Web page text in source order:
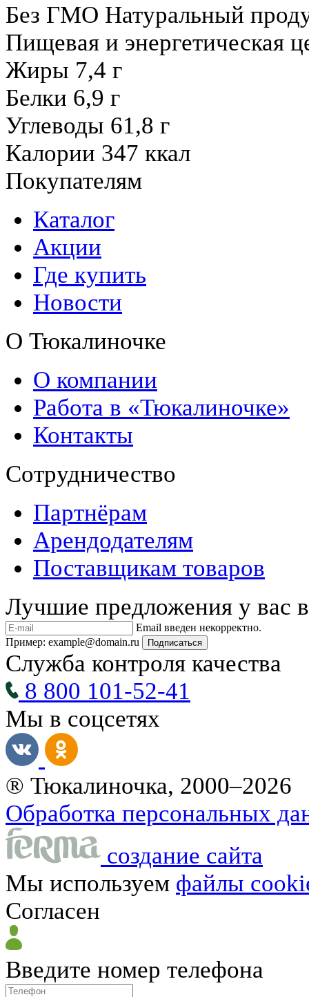
Без ГМО Натуральный
Пищевая и энергетическая
Жиры 7,4 г
Белки 6,9 г
Углеводы 61,8 г
Калории 347 ккал
Покупателям
Каталог
Акции
Где купить
Новости
О Тюкалиночке
О компании
Работа в «Тюкалиночке»
Контакты
Сотрудничество
Партнёрам
Арендодателям
Поставщикам товаров
Лучшие предложения у вас
Email введен некорректно.
Пример: example@domain.ru
Подписаться
Служба контроля качества
8 800 101-52-41
Мы в соцсетях
® Тюкалиночка, 2000–2026
Обработка персональных
создание сайта
Мы используем файлы
Согласен
Введите номер телефона